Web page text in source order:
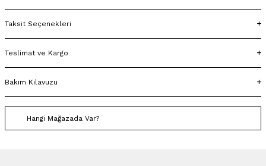
Taksit Seçenekleri
Teslimat ve Kargo
Bakım Kılavuzu
Hangi Mağazada Var?